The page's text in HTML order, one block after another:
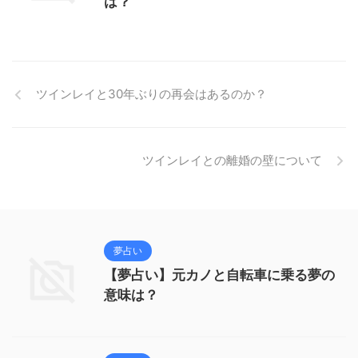
ツインレイと30年ぶりの再会はあるのか？
ツインレイとの離婚の壁について
夢占い
【夢占い】元カノと自転車に乗る夢の
意味は？